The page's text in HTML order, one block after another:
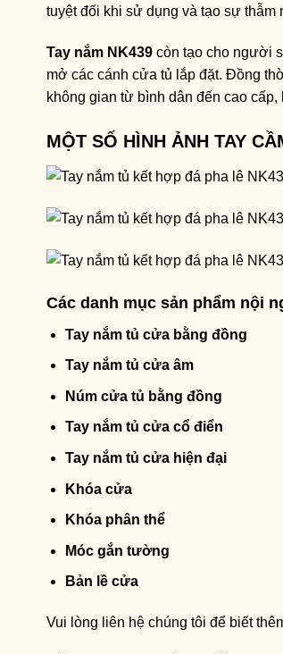
tuyệt đối khi sử dụng và tạo sự thẫm
Tay nắm NK439 còn tạo cho người
mở các cánh cửa tủ lắp đặt. Đồng
không gian từ bình dân đến cao
MỘT SỐ HÌNH ẢNH TAY
Các danh mục sản phẩm nội
Tay nắm tủ cửa bằng đồng
Tay nắm tủ cửa âm
Núm cửa tủ bằng đồng
Tay nắm tủ cửa cổ điển
Tay nắm tủ cửa hiện đại
Khóa cửa
Khóa phân thể
Móc gắn tường
Bản lề cửa
Vui lòng liên hệ chúng tôi để biết